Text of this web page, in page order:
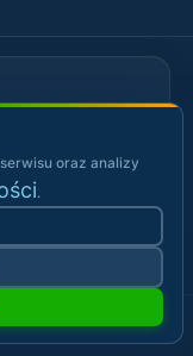
oraz analizy
.